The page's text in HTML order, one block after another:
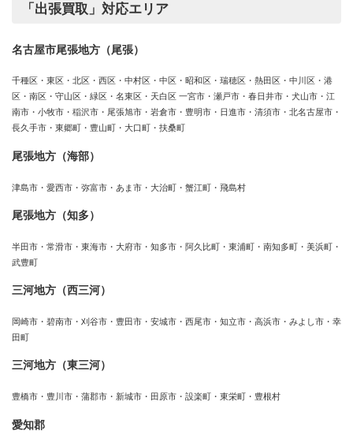
「出張買取」対応エリア
名古屋市尾張地方（尾張）
千種区・東区・北区・西区・中村区・中区・昭和区・瑞穂区・熱田区・中川区・港
区・南区・守山区・緑区・名東区・天白区 一宮市・瀬戸市・春日井市・犬山市・江
南市・小牧市・稲沢市・尾張旭市・岩倉市・豊明市・日進市・清須市・北名古屋市・
長久手市・東郷町・豊山町・大口町・扶桑町
尾張地方（海部）
津島市・愛西市・弥富市・あま市・大治町・蟹江町・飛島村
尾張地方（知多）
半田市・常滑市・東海市・大府市・知多市・阿久比町・東浦町・南知多町・美浜町・
武豊町
三河地方（西三河）
岡崎市・碧南市・刈谷市・豊田市・安城市・西尾市・知立市・高浜市・みよし市・幸
田町
三河地方（東三河）
豊橋市・豊川市・蒲郡市・新城市・田原市・設楽町・東栄町・豊根村
愛知郡